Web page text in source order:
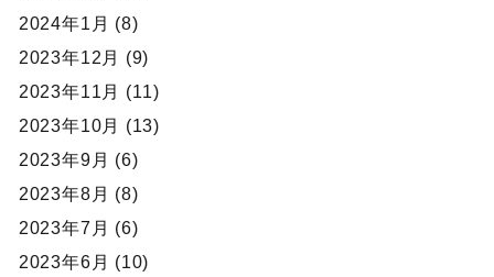
2024年1月 (8)
2023年12月 (9)
2023年11月 (11)
2023年10月 (13)
2023年9月 (6)
2023年8月 (8)
2023年7月 (6)
2023年6月 (10)